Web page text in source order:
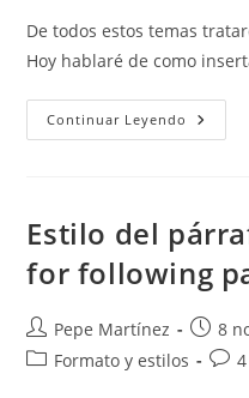
De todos estos temas
Hoy hablaré de como
Continuar Leyendo
Con
Estilo del
for following
Autor
de
Pepe Martínez
de
8
Categoría
Formato y estilos